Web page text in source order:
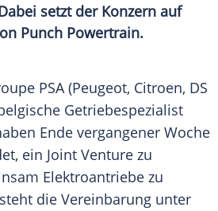
setzt der Konzern auf
Punch Powertrain.
PSA(Peugeot, Citroen, DS
Getriebespezialist
Ende vergangener Woche
ein Joint Venture zu
Elektroantriebe zu
die Vereinbarung unter